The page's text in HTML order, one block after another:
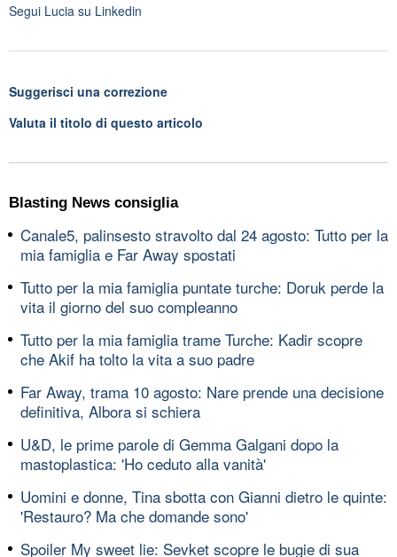
Segui Lucia su Linkedin
Suggerisci una correzione
Valuta il titolo di questo articolo
Blasting News consiglia
Canale5, palinsesto stravolto dal 24 agosto: Tutto per la
mia famiglia e Far Away spostati
Tutto per la mia famiglia puntate turche: Doruk perde la
vita il giorno del suo compleanno
Tutto per la mia famiglia trame Turche: Kadir scopre
che Akif ha tolto la vita a suo padre
Far Away, trama 10 agosto: Nare prende una decisione
definitiva, Albora si schiera
U&D, le prime parole di Gemma Galgani dopo la
mastoplastica: 'Ho ceduto alla vanità'
Uomini e donne, Tina sbotta con Gianni dietro le quinte:
'Restauro? Ma che domande sono'
Spoiler My sweet lie: Sevket scopre le bugie di sua